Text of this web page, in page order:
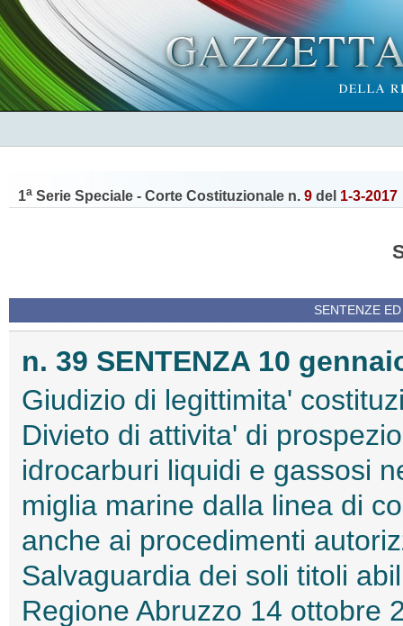
1a Serie Speciale - Corte Costituzionale n. 9 del 1-3-2017
SENTENZE
n. 39 SENTENZA 10
Giudizio di legittimita'
Divieto di attivita' di
idrocarburi liquidi e gassosi
miglia marine dalla linea di
anche ai procedimenti
Salvaguardia dei soli titoli
Regione Abruzzo 14 ottobre